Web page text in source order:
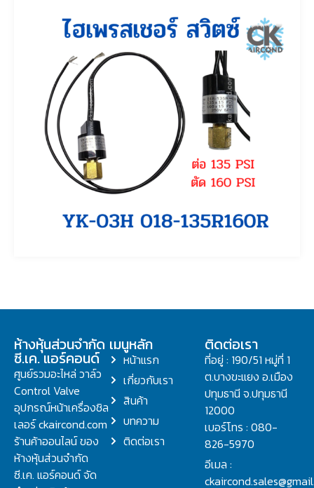
ห้างหุ้นส่วนจำกัด
ซี.เค. แอร์คอนด์
ศูนย์รวมอะไหล่ วาล์ว
Control Valve
อุปกรณ์หน้าเครื่องชิล
เลอร์ ckaircond.com
ร้านค้าออนไลน์ ของ
ห้างหุ้นส่วนจำกัด
ซี.เค. แอร์คอนด์ จัด
เมนูหลัก
หน้าแรก
เกี่ยวกับเรา
สินค้า
บทความ
ติดต่อเรา
ติดต่อเรา
ที่อยู่ : 190/51 หมู่ที่ 1
ต.บางขะแยง อ.เมือง
ปทุมธานี จ.ปทุมธานี
12000
เบอร์โทร : 080-
826-5970
อีเมล :